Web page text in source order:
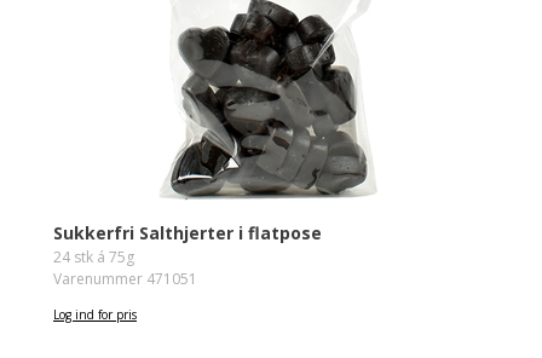
Sukkerfri Salthjerter i flatpose
24 stk á 75g
Varenummer 471051
Log ind for pris